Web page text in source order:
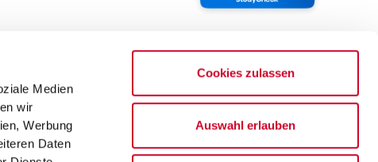
Medien
wir
Werbung
Daten
Cookies zulassen
Auswahl erlauben